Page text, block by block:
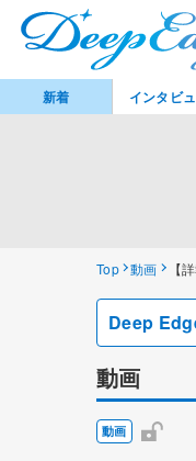
Top 動画 【
Deep
動画
動画
新着 インタビ